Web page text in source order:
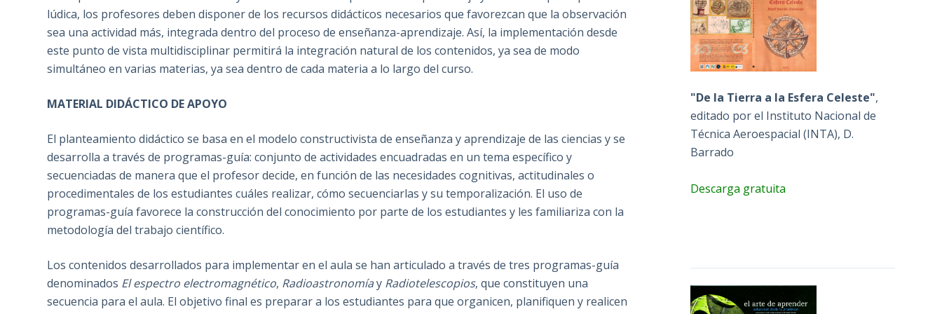
lúdica, los profesores deben disponer de los recursos didácticos necesarios que favorezcan que la observación
sea una actividad más, integrada dentro del proceso de enseñanza-aprendizaje. Así, la implementación desde
este punto de vista multidisciplinar permitirá la integración natural de los contenidos, ya sea de modo
simultáneo en varias materias, ya sea dentro de cada materia a lo largo del curso.
MATERIAL DIDÁCTICO DE APOYO
El planteamiento didáctico se basa en el modelo constructivista de enseñanza y aprendizaje de las ciencias y se
desarrolla a través de programas-guía: conjunto de actividades encuadradas en un tema específico y
secuenciadas de manera que el profesor decide, en función de las necesidades cognitivas, actitudinales o
procedimentales de los estudiantes cuáles realizar, cómo secuenciarlas y su temporalización. El uso de
programas-guía favorece la construcción del conocimiento por parte de los estudiantes y les familiariza con la
metodología del trabajo científico.
Los contenidos desarrollados para implementar en el aula se han articulado a través de tres programas-guía
denominados El espectro electromagnético, Radioastronomíay Radiotelescopios, que constituyen una
secuencia para el aula. El objetivo final es preparar a los estudiantes para que organicen, planifiquen y realicen
"De la Tierra a la Esfera Celeste",
editado por el Instituto Nacional de
Técnica Aeroespacial (INTA), D.
Barrado
Descarga gratuita